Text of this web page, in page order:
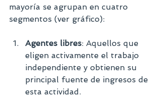
mayoría se agrupan en cuatro
segmentos (ver gráfico):
Agentes libres: Aquellos que
eligen activamente el trabajo
independiente y obtienen su
principal fuente de ingresos de
esta actividad.